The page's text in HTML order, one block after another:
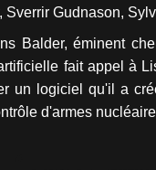
Sverrir Gudnason,
Balder, éminent
fait appel à
un logiciel qu'il a
d'armes